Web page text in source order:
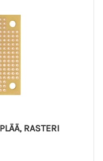
RASTERI